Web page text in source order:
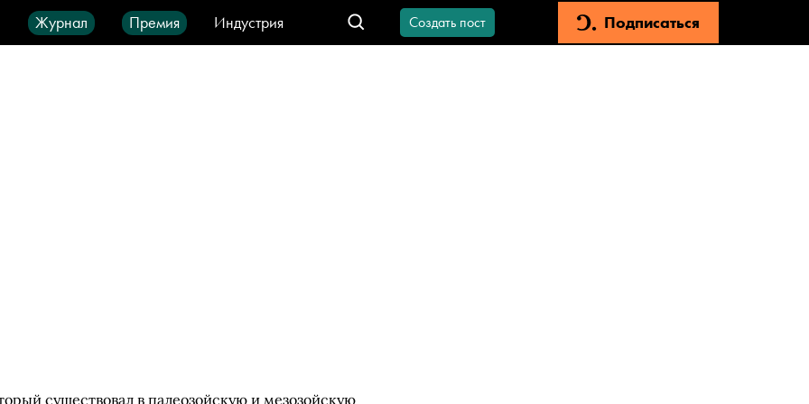
Журнал Премия
Индустрия
Город IT-продукты
Создать пост Подписаться
существовал в палеозойскую и мезозойскую